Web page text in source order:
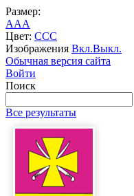
Размер:
AAA
Цвет: CCC
Изображения Вкл.Выкл.
Обычная версия сайта
Войти
Поиск
Все результаты